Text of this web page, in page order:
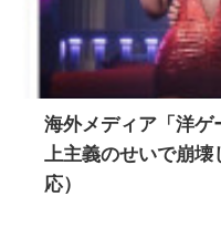
海外メディア「洋ゲ
上主義のせいで崩壊
応）